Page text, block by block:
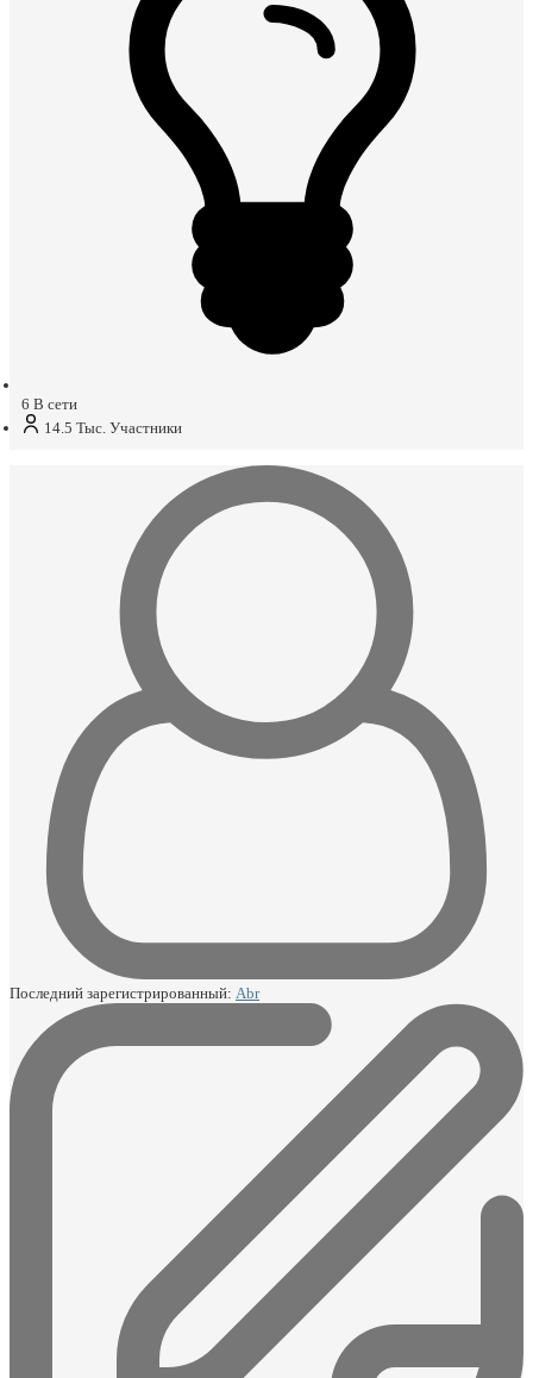
6 В сети
14.5 Тыс. Участники
Последний зарегистрированный: Abr